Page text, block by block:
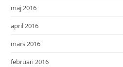
maj 2016
april 2016
mars 2016
februari 2016